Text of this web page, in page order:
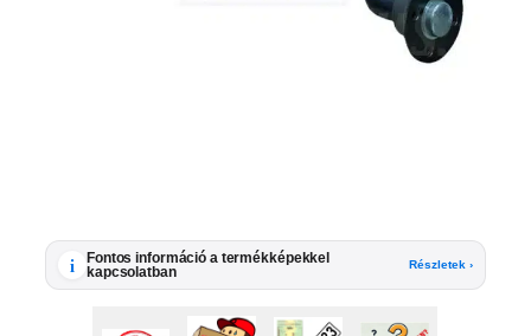
i
Fontos információ a termékképekkel
kapcsolatban
Részletek ›